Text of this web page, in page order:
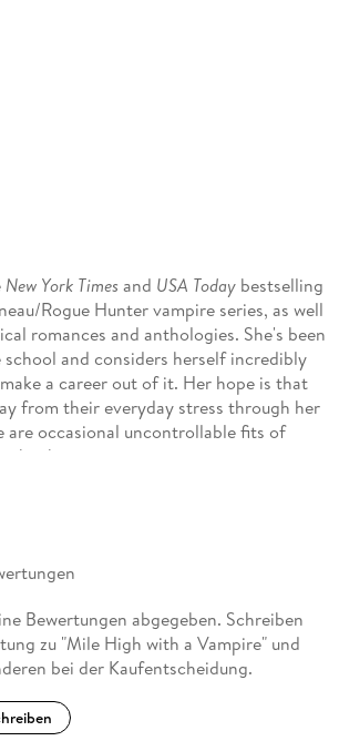
New York Times and USA Todaybestselling
Rogue Hunter vampire series, as well
romances and anthologies. She's been
and considers herself incredibly
a career out of it. Her hope is that
from their everyday stress through her
are occasional uncontrollable fits of
big bonus.
Bewertungen abgegeben. Schreiben
zu "Mile High with a Vampire" und
bei der Kaufentscheidung.